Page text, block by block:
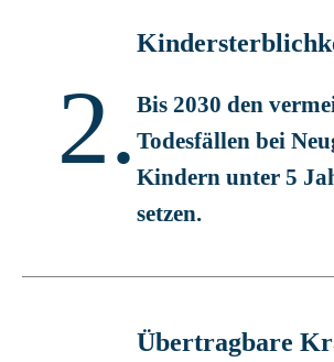
2. Bis 2030 den
Todesfällen bei
Kindern unter 5
setzen.
Übertragbare